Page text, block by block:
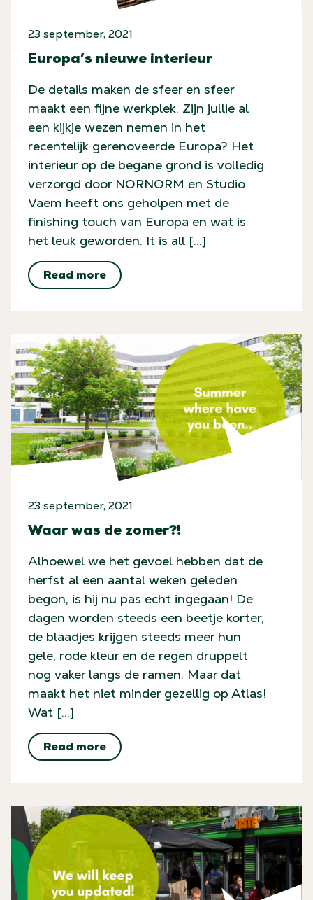
23 september, 2021
Europa’s nieuwe interieur
De details maken de sfeer en sfeer
maakt een fijne werkplek. Zijn jullie al
een kijkje wezen nemen in het
recentelijk gerenoveerde Europa? Het
interieur op de begane grond is volledig
verzorgd door NORNORM en Studio
Vaem heeft ons geholpen met de
finishing touch van Europa en wat is
het leuk geworden. It is all […]
Read more
23 september, 2021
Waar was de zomer?!
Alhoewel we het gevoel hebben dat de
herfst al een aantal weken geleden
begon, is hij nu pas echt ingegaan! De
dagen worden steeds een beetje korter,
de blaadjes krijgen steeds meer hun
gele, rode kleur en de regen druppelt
nog vaker langs de ramen. Maar dat
maakt het niet minder gezellig op Atlas!
Wat […]
Read more